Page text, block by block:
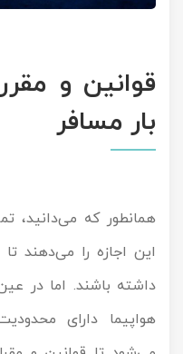
قوانین و
بار مسافر
همانطور که می‌دانید،
این اجازه را می‌دهند
داشته باشند. اما در
هواپیما دارای